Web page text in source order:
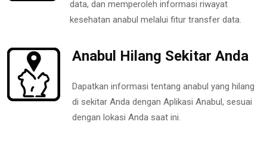
data, dan memperoleh informasi riwayat
kesehatan anabul melalui fitur transfer data.
Anabul Hilang Sekitar Anda
Dapatkan informasi tentang anabul yang hilang
di sekitar Anda dengan Aplikasi Anabul, sesuai
dengan lokasi Anda saat ini.